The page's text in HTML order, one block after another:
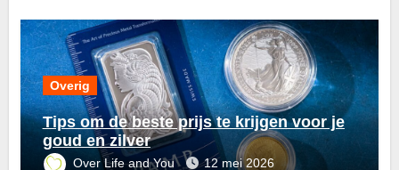
Overig
Tips om de beste prijs te krijgen voor je
goud en zilver
Over Life and You 12 mei 2026